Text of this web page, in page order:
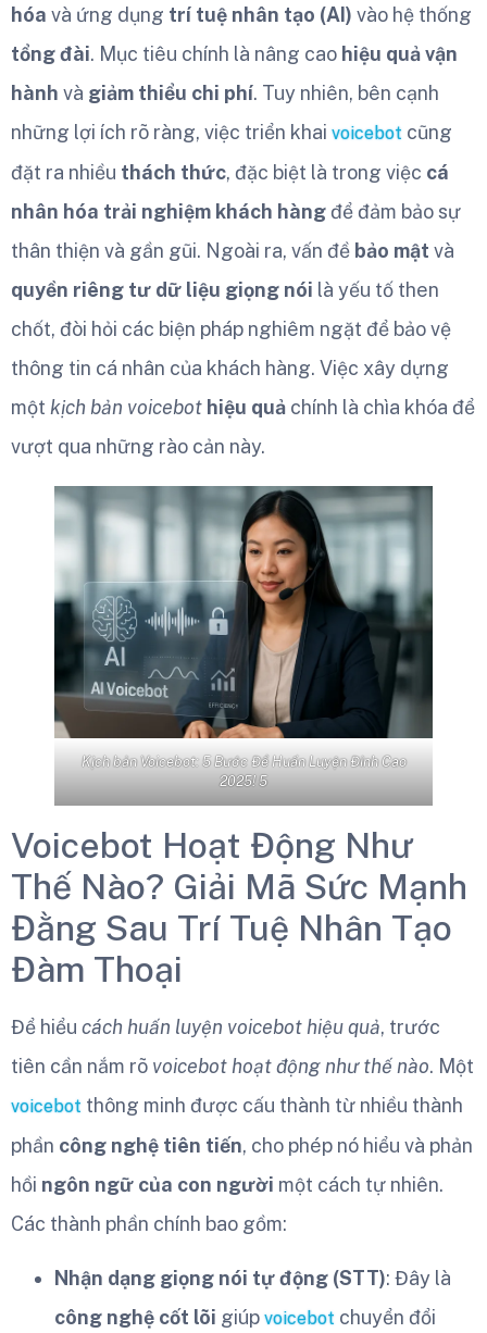
hóa và ứng dụng trí tuệ nhân tạo (AI) vào hệ thống
tổng đài. Mục tiêu chính là nâng cao hiệu quả vận
hành và giảm thiểu chi phí. Tuy nhiên, bên cạnh
những lợi ích rõ ràng, việc triển khai voicebot cũng
đặt ra nhiều thách thức, đặc biệt là trong việc cá
nhân hóa trải nghiệm khách hàngđể đảm bảo sự
thân thiện và gần gũi. Ngoài ra, vấn đề bảo mật và
quyền riêng tư dữ liệu giọng nói là yếu tố then
chốt, đòi hỏi các biện pháp nghiêm ngặt để bảo vệ
thông tin cá nhân của khách hàng. Việc xây dựng
một kịch bản voicebot hiệu quả chính là chìa khóa để
vượt qua những rào cản này.
Kịch bản Voicebot: 5 Bước Để Huấn Luyện Đỉnh Cao
2025! 5
Voicebot Hoạt Động Như
Thế Nào? Giải Mã Sức Mạnh
Đằng Sau Trí Tuệ Nhân Tạo
Đàm Thoại
Để hiểu cách huấn luyện voicebot hiệu quả, trước
tiên cần nắm rõ voicebot hoạt động như thế nào. Một
voicebot thông minh được cấu thành từ nhiều thành
phần công nghệ tiên tiến, cho phép nó hiểu và phản
hồi ngôn ngữ của con người một cách tự nhiên.
Các thành phần chính bao gồm:
Nhận dạng giọng nói tự động (STT): Đây là
công nghệ cốt lõi giúp voicebot chuyển đổi